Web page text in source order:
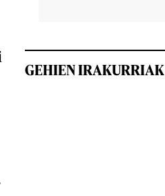
GEHIEN IRAKURRIAK